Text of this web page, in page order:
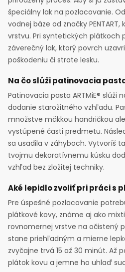
špeciálny lak na pozlacovanie.
vodnej báze od značky
vrstvu. Pri syntetických plátkoch
záverečný lak, ktorý povrch
poškodeniu či strate lesku.
Na čo slúži patinovacia
Patinovacia pasta ARTMiE® slúži
dodanie starožitného vzhľadu.
množstve mäkkou handričkou
vystúpené časti predmetu.
sa usadila v záhyboch. Vytvoríš
tvojmu dekoratívnemu kúsku
vzhľad bez zložitej techniky.
Aké lepidlo zvoliť pri práci s
Pre úspešné pozlacovanie
plátkové kovy, známe aj ako
rovnomernej vrstve na očistený
stane priehľadným a mierne
zvyčajne trvá 15 až 30 minút. Až
plátok kovu a jemne ho uhlaď